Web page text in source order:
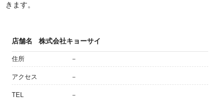
きます。
店舗名 株式会社キョーサイ
住所 －
アクセス －
TEL －